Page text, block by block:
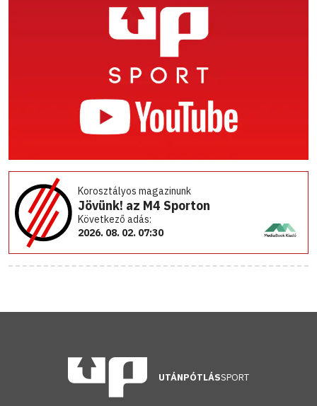
Korosztályos magazinunk
Jövünk! az M4 Sporton
Következő adás:
2026. 08. 02. 07:30
UTÁNPÓTLÁSSPORT